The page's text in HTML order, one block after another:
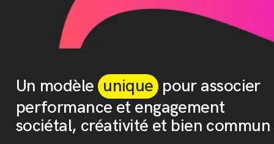
Un modèle unique pour associer
performance et engagement
sociétal, créativité et bien commun